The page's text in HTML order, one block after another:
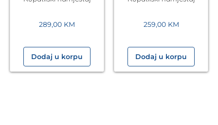
289,00 KM
Dodaj u korpu
259,00 KM
Dodaj u korpu